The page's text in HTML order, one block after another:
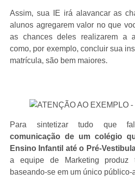
Assim, sua IE irá alavancar as
alunos agregarem valor no que
as chances deles realizarem a
como, por exemplo, concluir sua
matrícula, são bem maiores.
Para sintetizar tudo que
comunicação de um colégio
Ensino Infantil até o Pré-
a equipe de Marketing produz
baseando-se em um único público-